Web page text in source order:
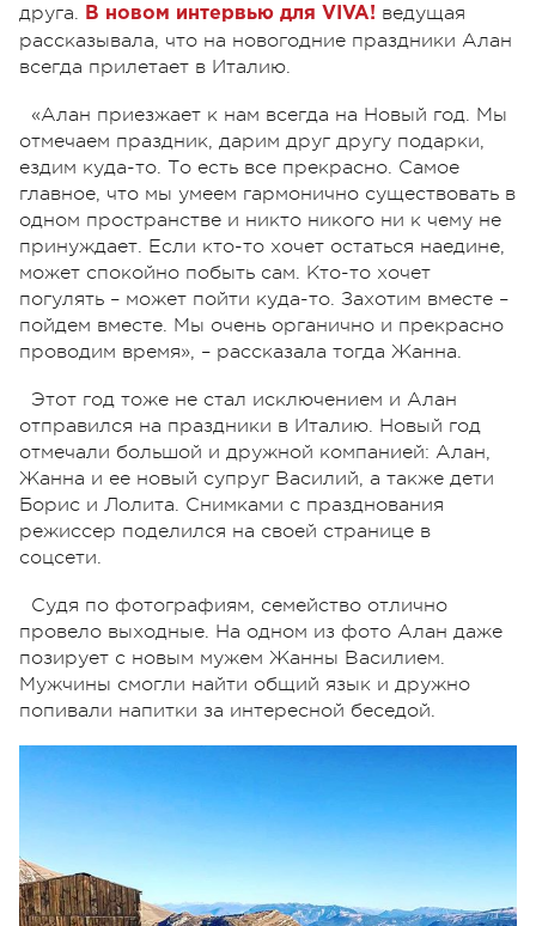
друга. В новом интервью для VIVA! ведущая
рассказывала, что на новогодние праздники Алан
всегда прилетает в Италию.
«Алан приезжает к нам всегда на Новый год. Мы
отмечаем праздник, дарим друг другу подарки,
ездим куда-то. То есть все прекрасно. Самое
главное, что мы умеем гармонично существовать в
одном пространстве и никто никого ни к чему не
принуждает. Если кто-то хочет остаться наедине,
может спокойно побыть сам. Кто-то хочет
погулять – может пойти куда-то. Захотим вместе –
пойдем вместе. Мы очень органично и прекрасно
проводим время», – рассказала тогда Жанна.
Этот год тоже не стал исключением и Алан
отправился на праздники в Италию. Новый год
отмечали большой и дружной компанией: Алан,
Жанна и ее новый супруг Василий, а также дети
Борис и Лолита. Снимками с празднования
режиссер поделился на своей странице в
соцсети.
Судя по фотографиям, семейство отлично
провело выходные. На одном из фото Алан даже
позирует с новым мужем Жанны Василием.
Мужчины смогли найти общий язык и дружно
попивали напитки за интересной беседой.